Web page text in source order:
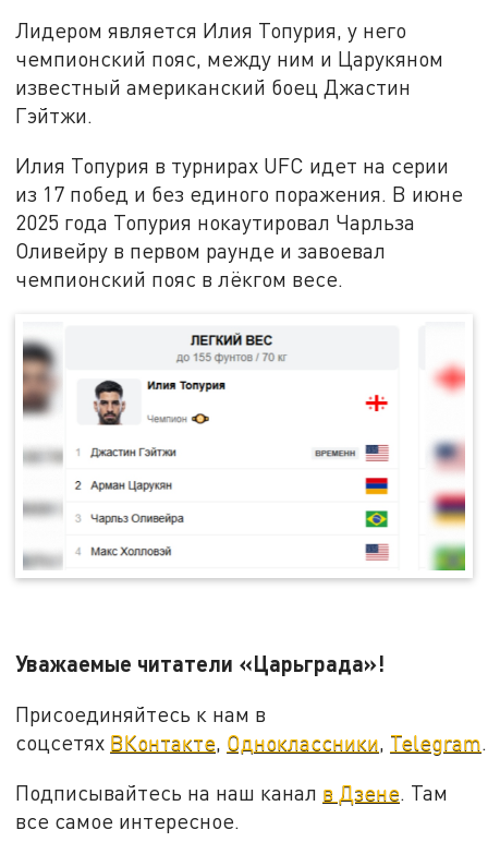
Лидером является Илия Топурия, у него
чемпионский пояс, между ним и Царукяном
известный американский боец Джастин
Гэйтжи.
Илия Топурия в турнирах UFC идет на серии
из 17 побед и без единого поражения. В июне
2025 года Топурия нокаутировал Чарльза
Оливейру в первом раунде и завоевал
чемпионский пояс в лёкгом весе.
Уважаемые читатели «Царьграда»!
Присоединяйтесь к нам в
соцсетях ВКонтакте, Одноклассники, Telegram.
Подписывайтесь на наш канал в Дзене. Там
все самое интересное.